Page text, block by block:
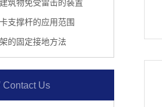
筑物免受雷击的装置
支撑杆的应用范围
的固定接地方法
Contact Us